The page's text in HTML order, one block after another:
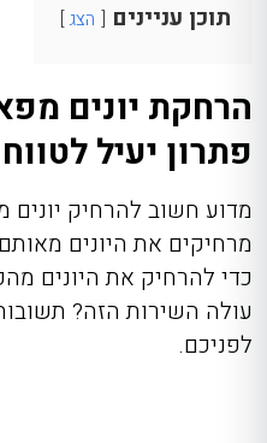
תוכן עניינים הצג
הרחקת יונים
פתרון יעיל
מדוע חשוב להרחיק יונים
מרחיקים את היונים
כדי להרחיק את היונים
עולה השירות הזה?
לפניכם.